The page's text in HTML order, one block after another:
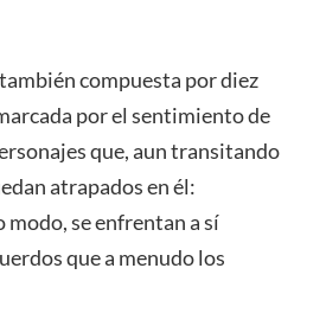
compuesta por diez
por el sentimiento de
que, aun transitando
atrapados en él:
modo, se enfrentan a sí
que a menudo los